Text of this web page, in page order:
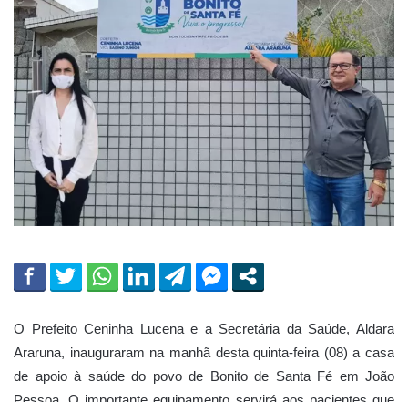
O Prefeito Ceninha Lucena e a Secretária da Saúde, Aldara
Araruna, inauguraram na manhã desta quinta-feira (08) a casa
de apoio à saúde do povo de Bonito de Santa Fé em João